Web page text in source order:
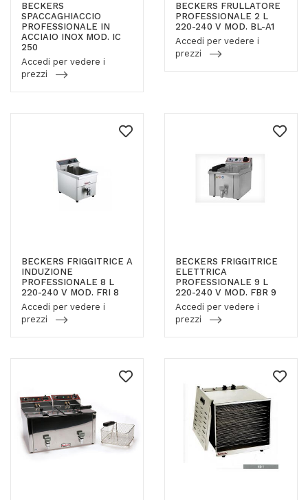
BECKERS
SPACCAGHIACCIO
PROFESSIONALE IN
ACCIAIO INOX MOD. IC
250
Accedi per vedere i
prezzi
BECKERS FRULLATORE
PROFESSIONALE 2 L
220-240 V MOD. BL-A1
Accedi per vedere i
prezzi
BECKERS FRIGGITRICE A
INDUZIONE
PROFESSIONALE 8 L
220-240 V MOD. FRI 8
Accedi per vedere i
prezzi
BECKERS FRIGGITRICE
ELETTRICA
PROFESSIONALE 9 L
220-240 V MOD. FBR 9
Accedi per vedere i
prezzi